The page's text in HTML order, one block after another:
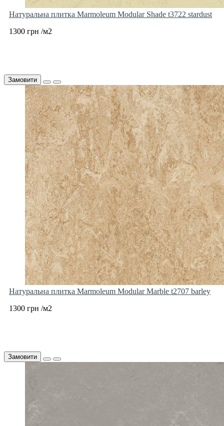
Натуральна плитка Marmoleum Modular Shade t3722 stardust
1300 грн /м2
Замовити
Натуральна плитка Marmoleum Modular Marble t2707 barley
1300 грн /м2
Замовити